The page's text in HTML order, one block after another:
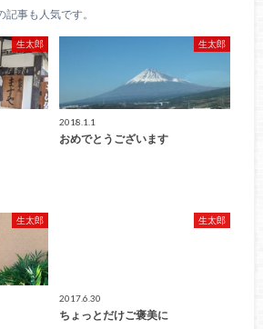
記事も人気です。
生太郎 生太郎
2018.1.1
おめでとうございます
生太郎 生太郎
2017.6.30
ちょっとだけご褒美に